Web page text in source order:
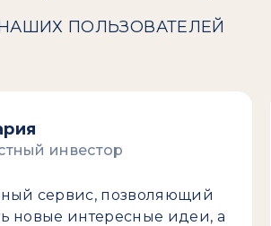
ПОЛЬЗОВАТЕЛЕЙ
инвестор
сервис, позволяющий
новые интересные идеи, а